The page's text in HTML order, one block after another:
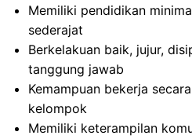
Memiliki pendidikan
sederajat
Berkelakuan baik, jujur,
tanggung jawab
Kemampuan bekerja
kelompok
Memiliki keterampilan